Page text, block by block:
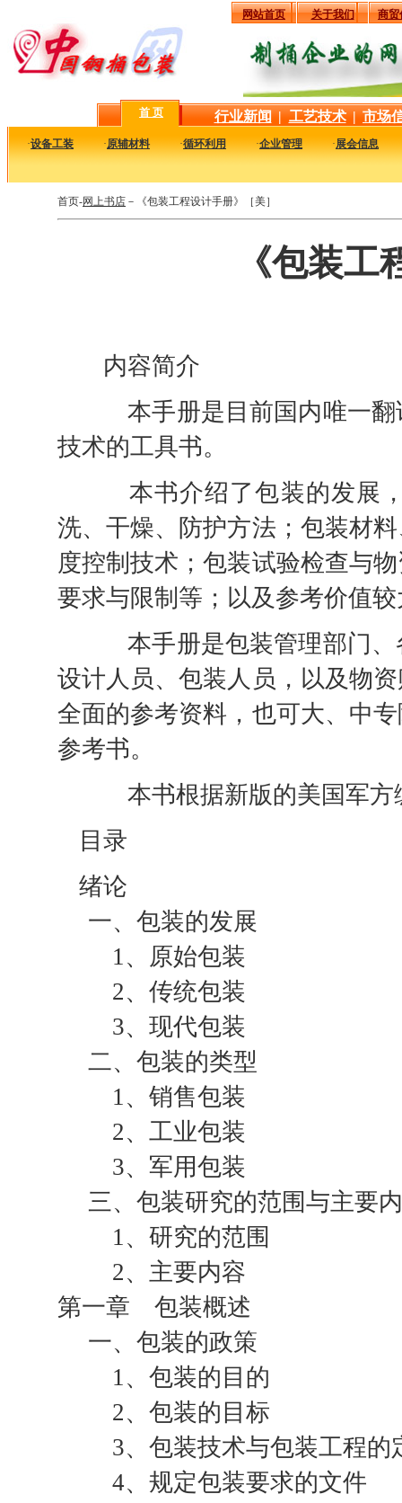
网站首页 关于我们 商贸
首 页 行业新闻 | 工艺技术 | 市场
·设备工装 ·原辅材料 ·循环利用 ·企业管理 ·展会信息
首页-网上书店 －《包装工程设计手册》［美］
《包装
内容简介
本手册是目前国内唯一翻
技术的工具书。
本书介绍了包装的发展，
洗、干燥、防护方法；包装材
度控制技术；包装试验检查与
要求与限制等；以及参考价值
本手册是包装管理部门、
设计人员、包装人员，以及物
全面的参考资料，也可大、中
参考书。
本书根据新版的美国军方
目录
绪论
一、包装的发展
1、原始包装
2、传统包装
3、现代包装
二、包装的类型
1、销售包装
2、工业包装
3、军用包装
三、包装研究的范围与主要
1、研究的范围
2、主要内容
第一章 包装概述
一、包装的政策
1、包装的目的
2、包装的目标
3、包装技术与包装工程的
4、规定包装要求的文件